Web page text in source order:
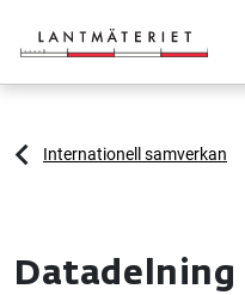
Internationell samverkan
Datadelning